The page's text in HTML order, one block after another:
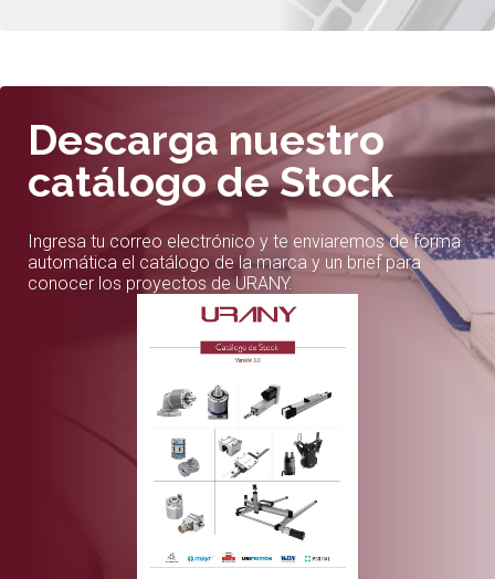
Descarga nuestro
catálogo de Stock
Ingresa tu correo electrónico y te enviaremos de forma
automática el catálogo de la marca y un brief para
conocer los proyectos de URANY.